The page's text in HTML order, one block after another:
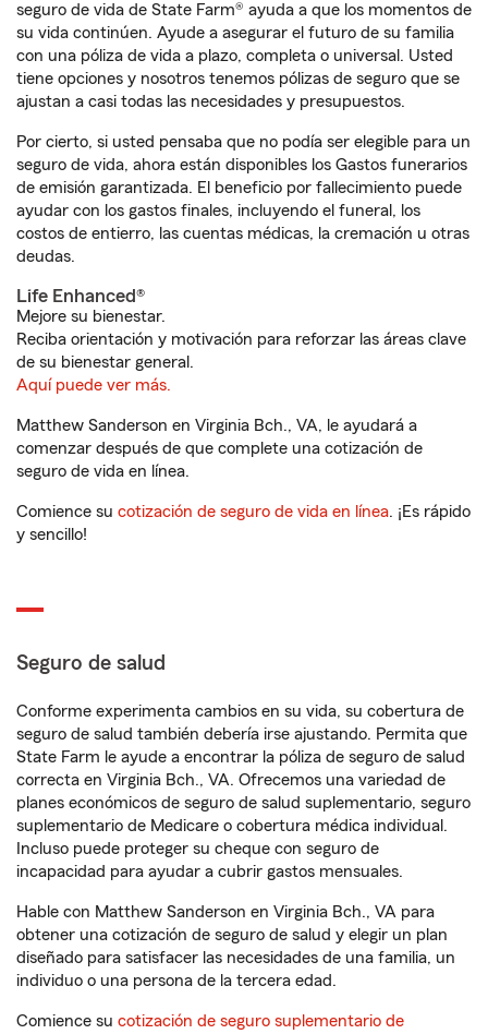
seguro de vida de State Farm® ayuda a que los momentos de
su vida continúen. Ayude a asegurar el futuro de su familia
con una póliza de vida a plazo, completa o universal. Usted
tiene opciones y nosotros tenemos pólizas de seguro que se
ajustan a casi todas las necesidades y presupuestos.
Por cierto, si usted pensaba que no podía ser elegible para un
seguro de vida, ahora están disponibles los Gastos funerarios
de emisión garantizada. El beneficio por fallecimiento puede
ayudar con los gastos finales, incluyendo el funeral, los
costos de entierro, las cuentas médicas, la cremación u otras
deudas.
Life Enhanced®
Mejore su bienestar.
Reciba orientación y motivación para reforzar las áreas clave
de su bienestar general.
Aquí puede ver más.
Matthew Sanderson en Virginia Bch., VA, le ayudará a
comenzar después de que complete una cotización de
seguro de vida en línea.
Comience su cotización de seguro de vida en línea. ¡Es rápido
y sencillo!
Seguro de salud
Conforme experimenta cambios en su vida, su cobertura de
seguro de salud también debería irse ajustando. Permita que
State Farm le ayude a encontrar la póliza de seguro de salud
correcta en Virginia Bch., VA. Ofrecemos una variedad de
planes económicos de seguro de salud suplementario, seguro
suplementario de Medicare o cobertura médica individual.
Incluso puede proteger su cheque con seguro de
incapacidad para ayudar a cubrir gastos mensuales.
Hable con Matthew Sanderson en Virginia Bch., VA para
obtener una cotización de seguro de salud y elegir un plan
diseñado para satisfacer las necesidades de una familia, un
individuo o una persona de la tercera edad.
Comience su cotización de seguro suplementario de